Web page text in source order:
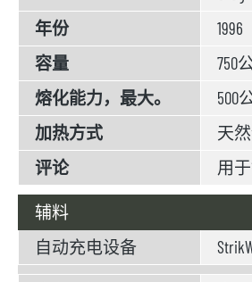
年份
1996
容量
750
熔化能力，最大。
500
加热方式
天
评论
用
辅料
自动充电设备